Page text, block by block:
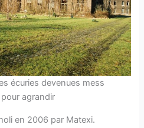
écuries devenues mess
agrandir
en 2006 par Matexi.